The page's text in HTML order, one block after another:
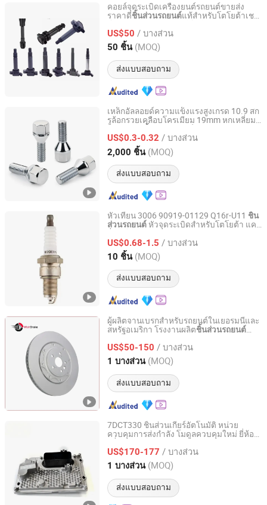
คอยล์จุดระเบิดเครื่องยนต์รถยนต์ขายส่ง
ราคาดีชิ้นส่วนรถยนต์แท้สำหรับโตโยต้าเชฟ
อร์ดฮุนไดเคียNissanฮอนด้ามิตซูบิชิ
US$50 / บางส่วน
50 ชิ้น (MOQ)
ส่งแบบสอบถาม
Wenzhou Ao-Jun Auto Parts Co., Ltd.
Zhejiang, China อัตราจาก 2021
เหล็กอัลลอยด์ความแข็งแรงสูงเกรด 10.9 สก
รูล้อกรวยเคลือบโครเมียม 19mm หกเหลี่ยม
สำหรับการเปลี่ยนสกรู
US$0.3-0.32 / บางส่วน
2,000 ชิ้น (MOQ)
ส่งแบบสอบถาม
Heng Tian Technological Development Co., Ltd.
Jiangsu, China อัตราจาก 2026
หัวเทียน 3006 90919-01129 Q16r-U11 ชิ้น
ส่วนรถยนต์หัวจุดระเบิดสำหรับโตโยต้า แคม
US$0.68-1.5 / บางส่วน
10 ชิ้น (MOQ)
ส่งแบบสอบถาม
Wenzhou Ao-Jun Auto Parts Co., Ltd.
Zhejiang, China อัตราจาก 2021
ผู้ผลิตจานเบรกสำหรับรถยนต์ในเยอรมนีและ
สหรัฐอเมริกา โรงงานผลิตชิ้นส่วนรถยนต์
ผลิตในยุโรป
US$50-150 / บางส่วน
1 บางส่วน (MOQ)
ส่งแบบสอบถาม
Qingdao Wish Auto Parts Co., Ltd.
Shandong, China อัตราจาก 2022
7DCT330 ชิ้นส่วนเกียร์อัตโนมัติ หน่วย
ควบคุมการส่งกำลัง โมดูลควบคุมใหม่ ยี่ห้อเก
US$170-177 / บางส่วน
1 บางส่วน (MOQ)
ส่งแบบสอบถาม
Hangzhou Braider Auto Parts Co., Ltd.
Zhejiang, China อัตราจาก 2026